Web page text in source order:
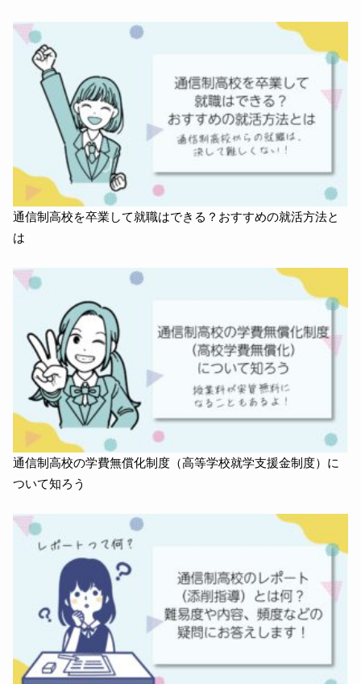
通信制高校を卒業して就職はできる？おすすめの就活方法と
は
通信制高校の学費無償化制度（高等学校就学支援金制度）に
ついて知ろう